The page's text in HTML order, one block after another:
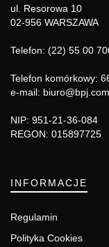
ul. Resorowa 10
02-956 WARSZAWA
Telefon: (22) 55 00
Telefon komórkowy:
e-mail:
NIP: 951-21-36-084
REGON: 015897725
INFORMACJE
Regulamin
Polityka Cookies